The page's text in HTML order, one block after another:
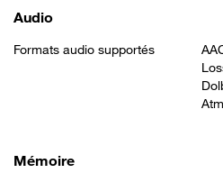
Audio
Formats audio supportés
Mémoire